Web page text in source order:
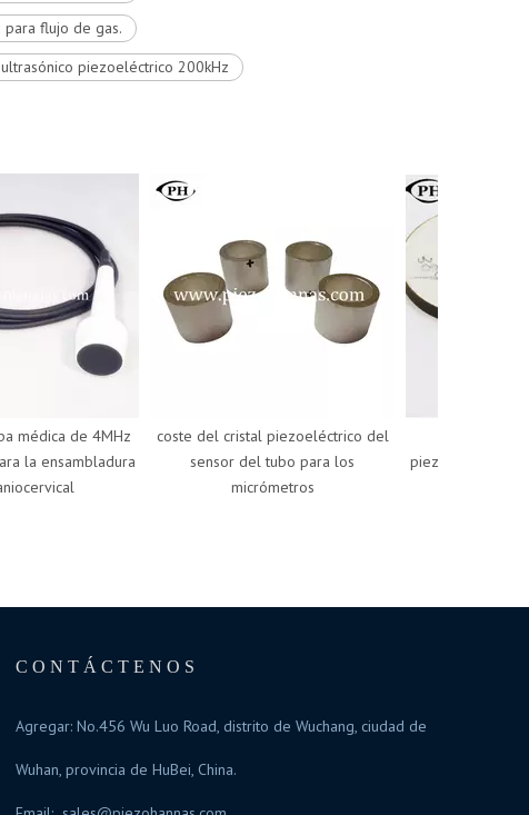
flujo de gas.
piezoeléctrico 200kHz
médica de 4MHz
la ensambladura
coste del cristal piezoeléctrico del
sensor del tubo para los
micrómetros
piezoeléctricos
CONTÁCTENOS
Agregar: No.456 Wu Luo Road, distrito de Wuchang, ciudad de
Wuhan, provincia de HuBei, China.